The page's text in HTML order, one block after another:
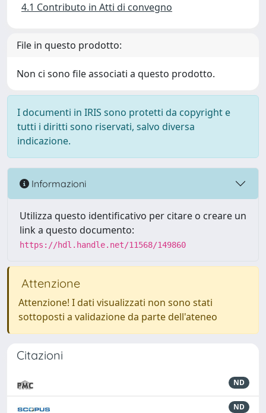
4.1 Contributo in Atti di convegno
File in questo prodotto:
Non ci sono file associati a questo prodotto.
I documenti in IRIS sono protetti da copyright e
tutti i diritti sono riservati, salvo diversa
indicazione.
Informazioni
Utilizza questo identificativo per citare o creare un
link a questo documento:
https://hdl.handle.net/11568/149860
Attenzione
Attenzione! I dati visualizzati non sono stati
sottoposti a validazione da parte dell'ateneo
Citazioni
ND
ND